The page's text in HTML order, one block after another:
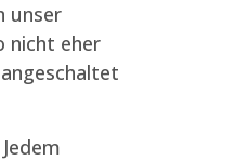
unser
nicht eher